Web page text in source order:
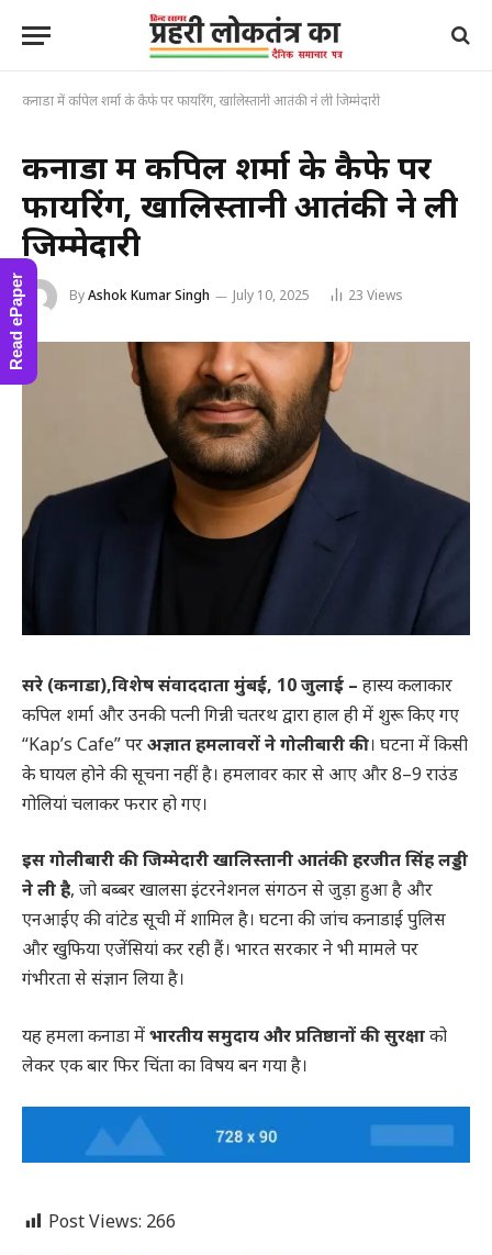
कनाडा में कपिल शर्मा के कैफे पर फायरिंग, खालिस्तानी आतंकी ने ली जिम्मेदारी
कनाडा में कपिल शर्मा के कैफे पर
फायरिंग, खालिस्तानी आतंकी ने ली
जिम्मेदारी
ByAshok Kumar Singh July 10, 2025 23 Views
सरे (कनाडा),विशेष संवाददाता मुंबई, 10 जुलाई – हास्य कलाकार
कपिल शर्मा और उनकी पत्नी गिन्नी चतरथ द्वारा हाल ही में शुरू किए गए
“Kap’s Cafe” परअज्ञात हमलावरों ने गोलीबारी की। घटना में किसी
के घायल होने की सूचना नहीं है। हमलावर कार से आए और 8–9 राउंड
गोलियां चलाकर फरार हो गए।
इस गोलीबारी की जिम्मेदारी खालिस्तानी आतंकी हरजीत सिंह लड्डी
ने ली है, जो बब्बर खालसा इंटरनेशनल संगठन से जुड़ा हुआ है और
एनआईए की वांटेड सूची में शामिल है। घटना की जांच कनाडाई पुलिस
और खुफिया एजेंसियां कर रही हैं। भारत सरकार ने भी मामले पर
गंभीरता से संज्ञान लिया है।
यह हमला कनाडा मेंभारतीय समुदाय और प्रतिष्ठानों की सुरक्षाको
लेकर एक बार फिर चिंता का विषय बन गया है।
Post Views: 266
Read ePaper